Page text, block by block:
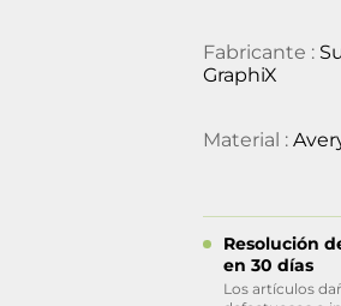
Fabricante :
GraphiX
Material :
Resolución
en 30 días
Los artículos